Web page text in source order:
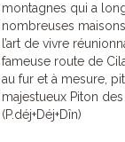
montagnes qui a
nombreuses
l’art de vivre
fameuse route de
au fur et à mesure,
majestueux Piton
(P.déj+Déj+Dîn)